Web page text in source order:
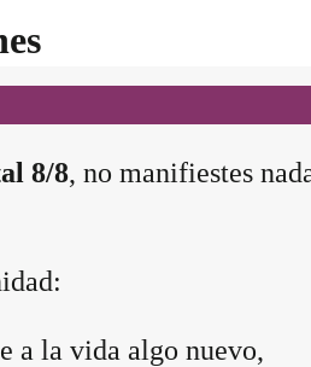
8/8, no manifiestes
a la vida algo nuevo,